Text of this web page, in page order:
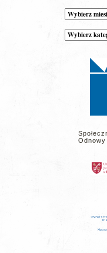
Archiwum
Kategorie
wpisów